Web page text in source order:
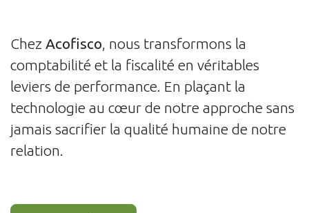
Chez Acofisco, nous transformons la
comptabilité et la fiscalité en véritables
leviers de performance. En plaçant la
technologie au cœur de notre approche sans
jamais sacrifier la qualité humaine de notre
relation.